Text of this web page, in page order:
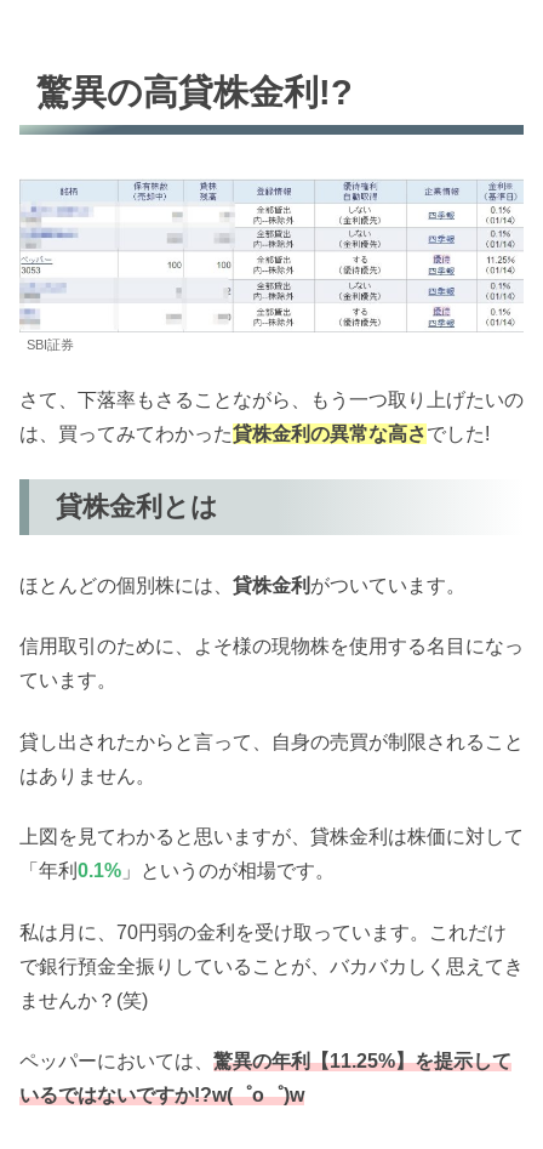
驚異の高貸株金利!?
SBI証券
さて、下落率もさることながら、もう一つ取り上げたいの
は、買ってみてわかった貸株金利の異常な高さでした!
貸株金利とは
ほとんどの個別株には、 貸株金利 がついています。
信用取引のために、よそ様の現物株を使用する名目になっ
ています。
貸し出されたからと言って、自身の売買が制限されること
はありません。
上図を見てわかると思いますが、貸株金利は株価に対して
「年利 0.1% 」というのが相場です。
私は月に、70円弱の金利を受け取っています。これだけ
で銀行預金全振りしていることが、バカバカしく思えてき
ませんか？(笑)
ペッパーにおいては、 驚異の年利【11.25%】を提示して
いるではないですか!?w(゜o゜)w